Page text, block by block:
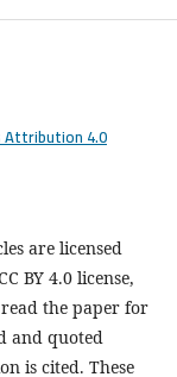
Attribution 4.0
are licensed
BY 4.0 license,
the paper for
and quoted
is cited. These